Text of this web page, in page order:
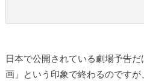
日本で公開されている劇場予告
画」という印象で終わるのです